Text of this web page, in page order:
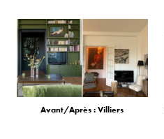
Avant/Après : Villiers